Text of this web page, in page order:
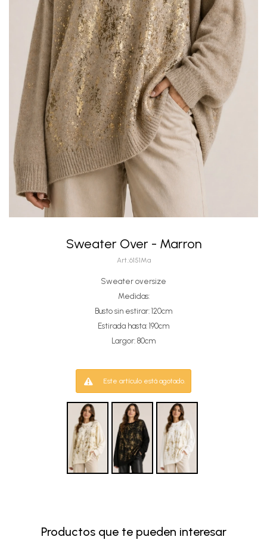
Sweater Over - Marron
6151Ma
Sweater oversize
Medidas:
Busto sin estirar: 120cm
Estirada hasta: 190cm
Largor: 80cm
Este artículo está agotado.
Productos que te pueden interesar